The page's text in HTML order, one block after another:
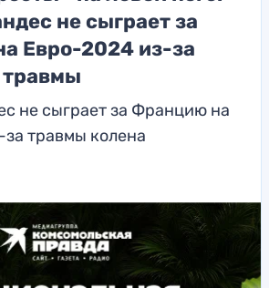
не сыграет за
Евро-2024 из-за
травмы
не сыграет за Францию на
травмы колена